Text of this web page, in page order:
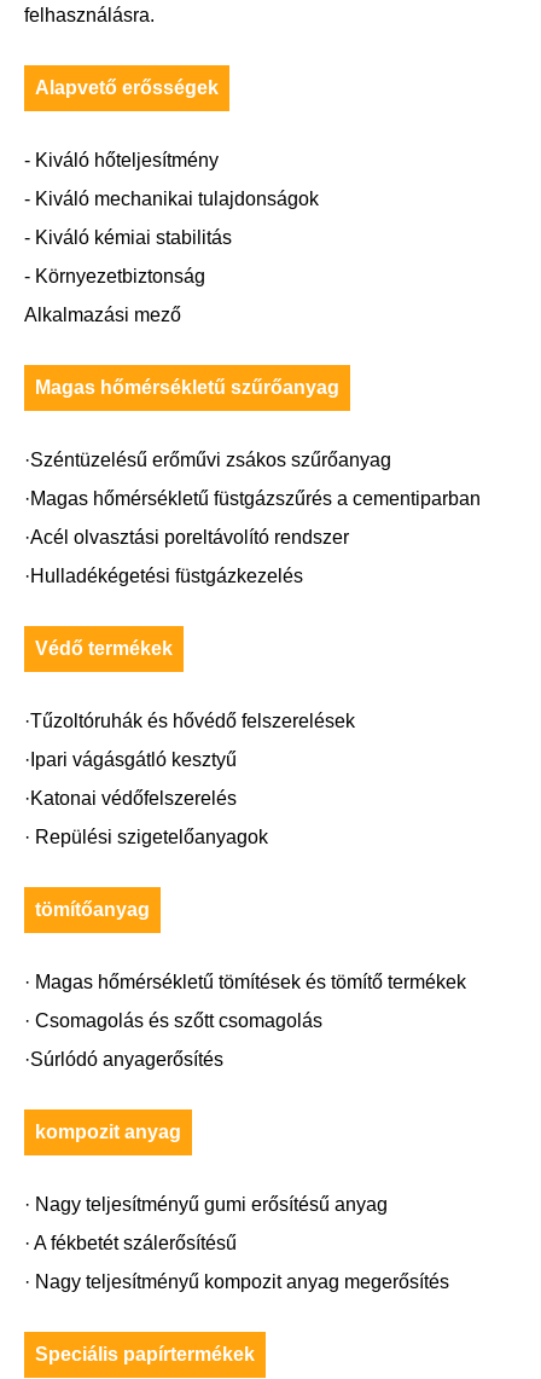
felhasználásra.
Alapvető erősségek
- Kiváló hőteljesítmény
- Kiváló mechanikai tulajdonságok
- Kiváló kémiai stabilitás
- Környezetbiztonság
Alkalmazási mező
Magas hőmérsékletű szűrőanyag
·Széntüzelésű erőművi zsákos szűrőanyag
·Magas hőmérsékletű füstgázszűrés a cementiparban
·Acél olvasztási poreltávolító rendszer
·Hulladékégetési füstgázkezelés
Védő termékek
·Tűzoltóruhák és hővédő felszerelések
·Ipari vágásgátló kesztyű
·Katonai védőfelszerelés
· Repülési szigetelőanyagok
tömítőanyag
· Magas hőmérsékletű tömítések és tömítő termékek
· Csomagolás és szőtt csomagolás
·Súrlódó anyagerősítés
kompozit anyag
· Nagy teljesítményű gumi erősítésű anyag
· A fékbetét szálerősítésű
· Nagy teljesítményű kompozit anyag megerősítés
Speciális papírtermékek